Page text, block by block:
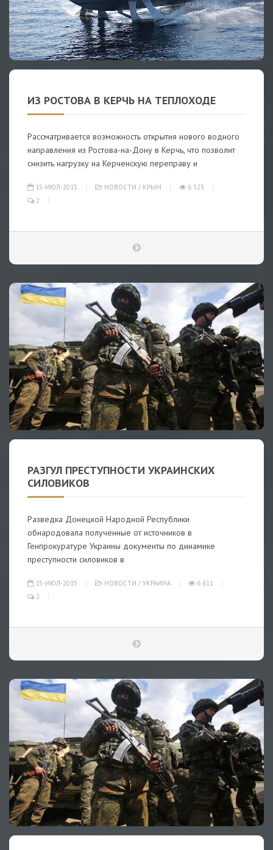
ИЗ РОСТОВА В КЕРЧЬ НА ТЕПЛОХОДЕ
Рассматривается возможность открытия нового водного
направления из Ростова-на-Дону в Керчь, что позволит
снизить нагрузку на Керченскую переправу и
15-ИЮЛ-2015 НОВОСТИ / КРЫМ
6 323
2
РАЗГУЛ ПРЕСТУПНОСТИ УКРАИНСКИХ
СИЛОВИКОВ
Разведка Донецкой Народной Республики
обнародовала полученные от источников в
Генпрокуратуре Украины документы по динамике
преступности силовиков в
15-ИЮЛ-2015 НОВОСТИ / УКРАИНА
6 611
2